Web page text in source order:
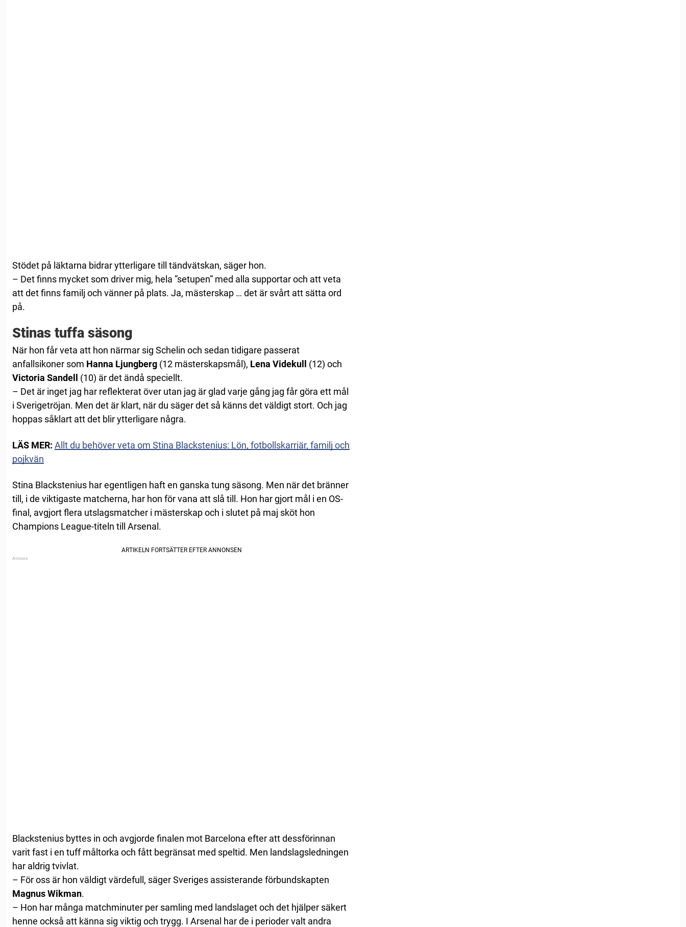
Stödet på läktarna bidrar ytterligare till tändvätskan, säger hon.
– Det finns mycket som driver mig, hela ”setupen” med alla supportar och att veta
att det finns familj och vänner på plats. Ja, mästerskap … det är svårt att sätta ord
på.
Stinas tuffa säsong
När hon får veta att hon närmar sig Schelin och sedan tidigare passerat
anfallsikoner som Hanna Ljungberg (12 mästerskapsmål), Lena Videkull
(12) och
Victoria Sandell
(10) är det ändå speciellt.
– Det är inget jag har reflekterat över utan jag är glad varje gång jag får göra ett mål
i Sverigetröjan. Men det är klart, när du säger det så känns det väldigt stort. Och jag
hoppas såklart att det blir ytterligare några.
LÄS MER: Allt du behöver veta om Stina Blackstenius: Lön, fotbollskarriär, familj och
pojkvän
Stina Blackstenius har egentligen haft en ganska tung säsong. Men när det bränner
till, i de viktigaste matcherna, har hon för vana att slå till. Hon har gjort mål i en OS-
final, avgjort flera utslagsmatcher i mästerskap och i slutet på maj sköt hon
Champions League-titeln till Arsenal.
Blackstenius byttes in och avgjorde finalen mot Barcelona efter att dessförinnan
varit fast i en tuff måltorka och fått begränsat med speltid. Men landslagsledningen
har aldrig tvivlat.
– För oss är hon väldigt värdefull, säger Sveriges assisterande förbundskapten
Magnus Wikman.
– Hon har många matchminuter per samling med landslaget och det hjälper säkert
henne också att känna sig viktig och trygg. I Arsenal har de i perioder valt andra